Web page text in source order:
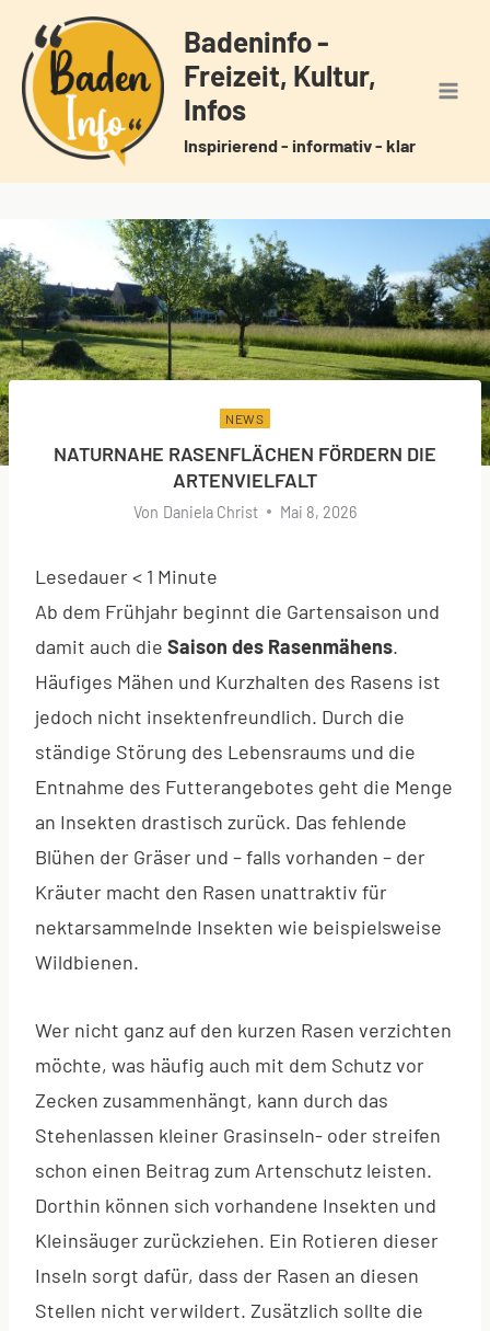
Inhalt
springen
Badeninfo -
Freizeit, Kultur,
Infos
Inspirierend - informativ - klar
NEWS
NATURNAHE RASENFLÄCHEN FÖRDERN DIE
ARTENVIELFALT
Von Daniela Christ Mai 8, 2026
Lesedauer< 1 Minute
Ab dem Frühjahr beginnt die Gartensaison und
damit auch die Saison des Rasenmähens.
Häufiges Mähen und Kurzhalten des Rasens ist
jedoch nicht insektenfreundlich. Durch die
ständige Störung des Lebensraums und die
Entnahme des Futterangebotes geht die Menge
an Insekten drastisch zurück. Das fehlende
Blühen der Gräser und – falls vorhanden – der
Kräuter macht den Rasen unattraktiv für
nektarsammelnde Insekten wie beispielsweise
Wildbienen.
Wer nicht ganz auf den kurzen Rasen verzichten
möchte, was häufig auch mit dem Schutz vor
Zecken zusammenhängt, kann durch das
Stehenlassen kleiner Grasinseln- oder streifen
schon einen Beitrag zum Artenschutz leisten.
Dorthin können sich vorhandene Insekten und
Kleinsäuger zurückziehen. Ein Rotieren dieser
Inseln sorgt dafür, dass der Rasen an diesen
Stellen nicht verwildert. Zusätzlich sollte die